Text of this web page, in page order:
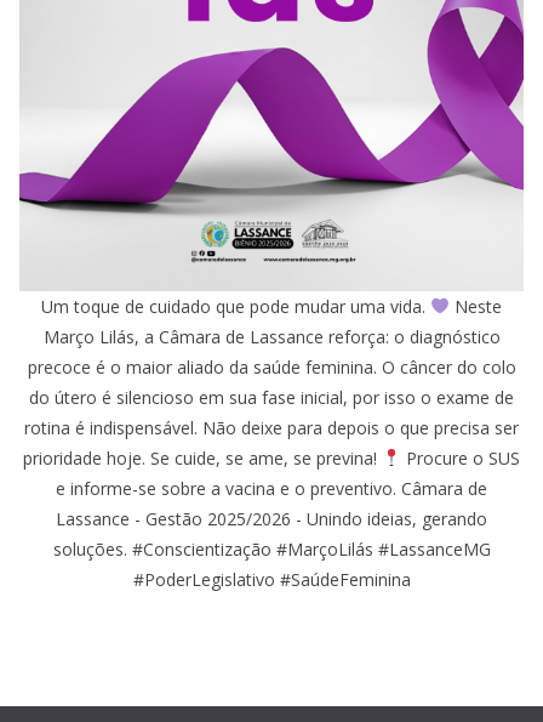
Um toque de cuidado que pode mudar uma vida.
Neste
Março Lilás, a Câmara de Lassance reforça: o diagnóstico
precoce é o maior aliado da saúde feminina. O câncer do colo
do útero é silencioso em sua fase inicial, por isso o exame de
rotina é indispensável. Não deixe para depois o que precisa ser
prioridade hoje. Se cuide, se ame, se previna!
Procure o SUS
e informe-se sobre a vacina e o preventivo. Câmara de
Lassance - Gestão 2025/2026 - Unindo ideias, gerando
soluções. #Conscientização #MarçoLilás #LassanceMG
#PoderLegislativo #SaúdeFeminina